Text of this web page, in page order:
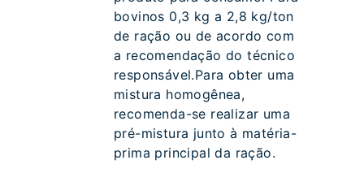
bovinos 0,3 kg a 2,8 kg/ton
de ração ou de acordo com
a recomendação do técnico
responsável.Para obter uma
mistura homogênea,
recomenda-se realizar uma
pré-mistura junto à matéria-
prima principal da ração.